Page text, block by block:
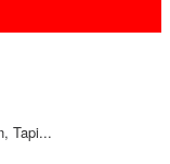
Tapi...